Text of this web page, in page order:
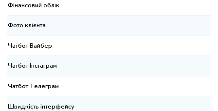
облік
клієнта
Вайбер
Інстаграм
Телеграм
інтерфейсу